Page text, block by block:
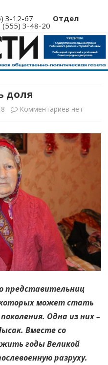
3-12-67 Отдел
(555) 3-48-20
доля
Комментариев к
Нелегкая
досталась
нет
представительниц
которых может стать
Одна из них –
Вместе со
годы Великой
разруху.